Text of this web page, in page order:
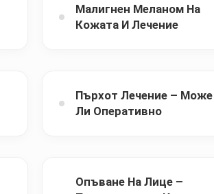
Малигнен Меланом На
Кожата И Лечение
Пърхот Лечение – Може
Ли Оперативно
Опъване На Лице –